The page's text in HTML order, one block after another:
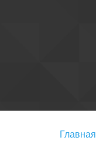
Главная